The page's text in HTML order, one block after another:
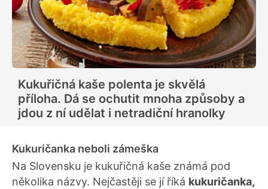
Kukuřičná kaše polenta je skvělá
příloha. Dá se ochutit mnoha způsoby a
jdou z ní udělat i netradiční hranolky
Kukuričanka neboli zámeška
Na Slovensku je kukuřičná kaše známá pod
několika názvy. Nejčastěji se jí říká kukuričanka,